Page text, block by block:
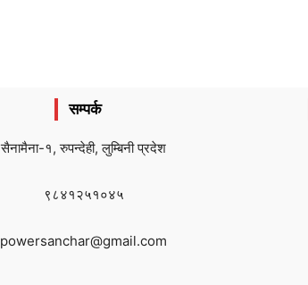
सम्पर्क
सैनामैना-१, रुपन्देही, लुम्बिनी प्रदेश
९८४१२५१०४५
powersanchar@gmail.com